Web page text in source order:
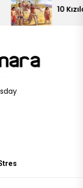
Kızılderili Kabilesi